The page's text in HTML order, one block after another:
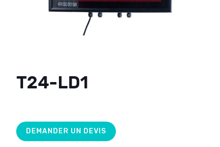
T24-LD1
DEMANDER UN DEVIS